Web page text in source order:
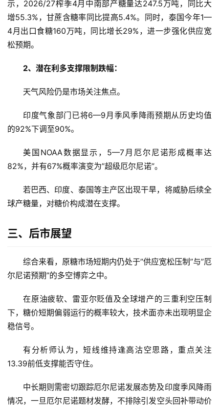
云
糖
现
价
专
区
频
产
销
示，2026/27榨季4月中南部产糖量达247.5万吨，同比大
增55.3%，甘蔗含糖率同比提高5.4%。同时，泰国今年1—
4月出口食糖160万吨，同比增长29%，进一步强化供应宽
松预期。
2、潜在利多支撑限制跌幅：
天气风险仍是市场关注焦点。
印度气象部门已将6—9月季风季降雨预期从历史均值
的92%下调至90%。
美国NOAA数据显示，5—7月厄尔尼诺形成概率达
82%，并有67%概率演变为”超级厄尔尼诺”。
若巴西、印度、泰国等主产区出现干旱，将威胁后续全
球产糖量，对糖价构成潜在支撑。
三、后市展望
综合来看，原糖市场短期内仍处于”供应宽松压制”与”厄
尔尼诺预期”的多空博弈之中。
在原油疲软、雷亚尔贬值及全球增产的三重利空压制
下，糖价短期偏弱运行的概率较大，技术面亦未出现明显企
稳信号。
有分析师认为，短线维持逢高沽空思路，重点关注
13.39前低支撑能否守住。
中长期则需密切跟踪厄尔尼诺发展态势及印度季风降雨
情况，一旦厄尔尼诺题材发酵，不排除引发空头回补带动价